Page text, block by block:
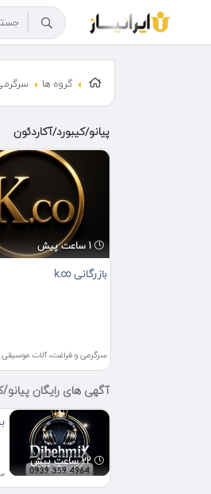
گروه ها
پیانو/کیبورد/آکاردئون
1 ساعت پیش
بازرگانی k.co
سرگرمی و فراغت، آلات موسیقی
آگهی های رایگان پیانو/
22 ساعت پیش